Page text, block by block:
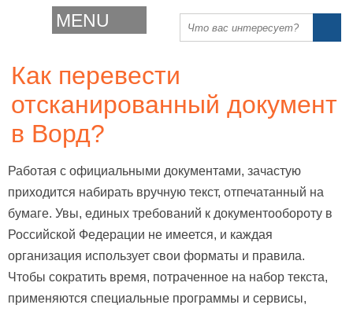
MENU
Как перевести
отсканированный документ
в Ворд?
Работая с официальными документами, зачастую
приходится набирать вручную текст, отпечатанный на
бумаге. Увы, единых требований к документообороту в
Российской Федерации не имеется, и каждая
организация использует свои форматы и правила.
Чтобы сократить время, потраченное на набор текста,
применяются специальные программы и сервисы,